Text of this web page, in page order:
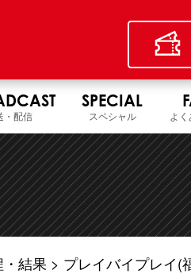
・配信
SPECIAL
スペシャル よ
・結果
プレイバイプレイ(